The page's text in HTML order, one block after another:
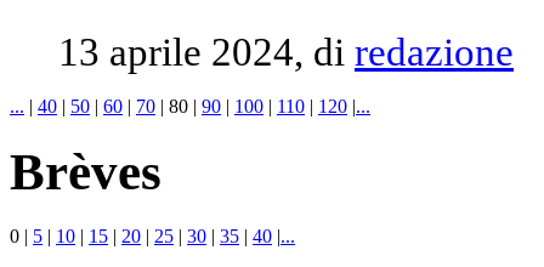
13 aprile 2024, di redazione
... | 40 | 50 | 60 | 70 | 80 | 90 | 100 | 110 | 120 |...
Brèves
0 | 5 | 10 | 15 | 20 | 25 | 30 | 35 | 40 |...